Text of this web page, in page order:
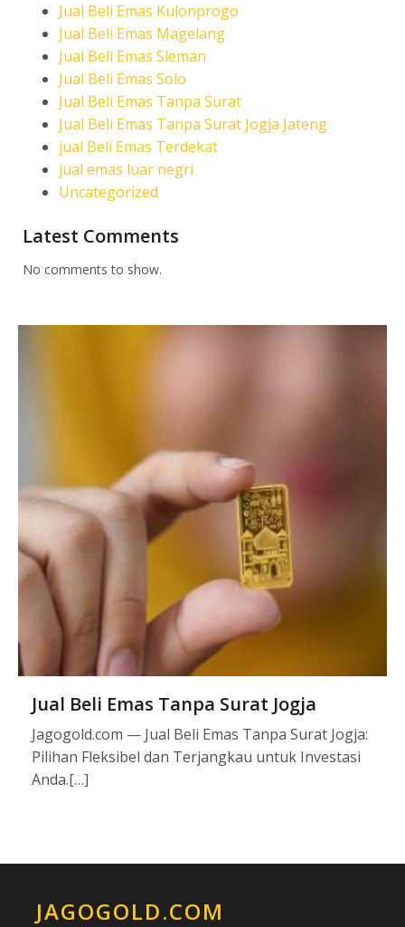
Jual Beli Emas Kulonprogo
Jual Beli Emas Magelang
Jual Beli Emas Sleman
Jual Beli Emas Solo
Jual Beli Emas Tanpa Surat
Jual Beli Emas Tanpa Surat Jogja Jateng
jual Beli Emas Terdekat
jual emas luar negri
Uncategorized
Latest Comments
No comments to show.
Jual Beli Emas Tanpa Surat Jogja
Jagogold.com — Jual Beli Emas Tanpa Surat Jogja:
Pilihan Fleksibel dan Terjangkau untuk Investasi
Anda.[…]
JAGOGOLD.COM